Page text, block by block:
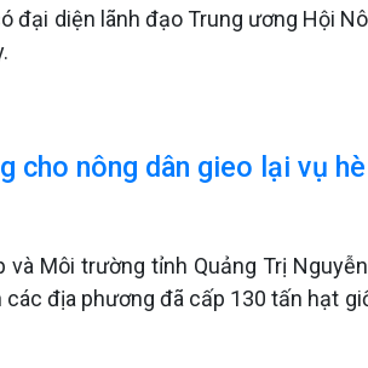
đại diện lãnh đạo Trung ương Hội
cho nông dân gieo lại vụ
và Môi trường tỉnh Quảng Trị
địa phương đã cấp 130 tấn hạt